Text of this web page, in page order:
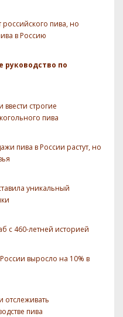
пива, но
в Россию
по
строгие
пива
пива в России растут, но
уникальный
с 460-летней историей
выросло на 10% в
отслеживать
пива